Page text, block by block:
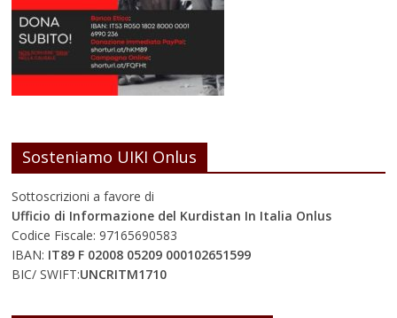
Sosteniamo UIKI Onlus
Sottoscrizioni a favore di
Ufficio di Informazione del Kurdistan In Italia Onlus
Codice Fiscale: 97165690583
IBAN: IT89 F 02008 05209 000102651599
BIC/ SWIFT:UNCRITM1710